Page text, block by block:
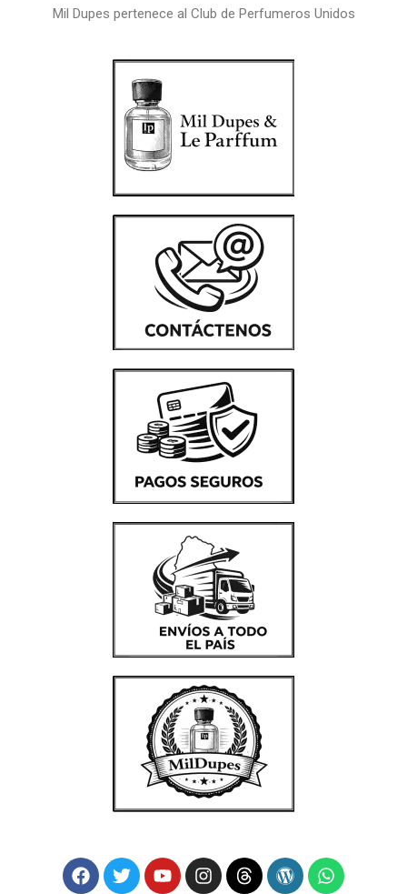
Mil Dupes pertenece al Club de Perfumeros Unidos